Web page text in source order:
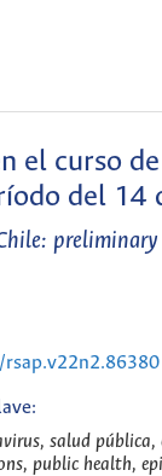
el curso
del 14
salud
public health,